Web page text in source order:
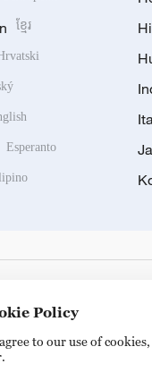
ខ្មែរ
Esperanto
Policy
to our use of